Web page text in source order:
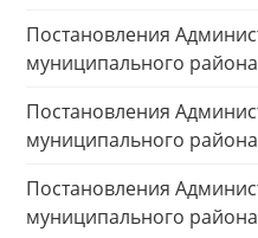
Постановления
муниципального района
Постановления
муниципального района
Постановления
муниципального района